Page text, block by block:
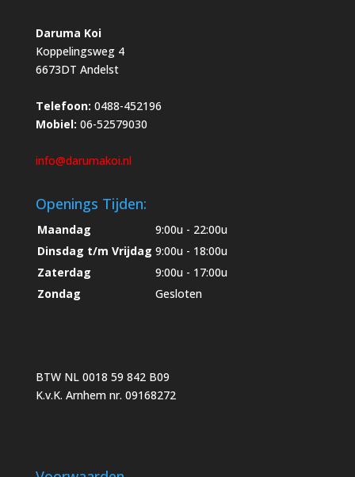
Daruma Koi
Koppelingsweg 4
6673DT Andelst
Telefoon: 0488-452196
Mobiel: 06-52579030
info@darumakoi.nl
Openings Tijden:
Maandag
9:00u - 22:00u
Dinsdag t/m Vrijdag 9:00u - 18:00u
Zaterdag
9:00u - 17:00u
Zondag
Gesloten
BTW NL 0018 59 842 B09
K.v.K. Arnhem nr. 09168272